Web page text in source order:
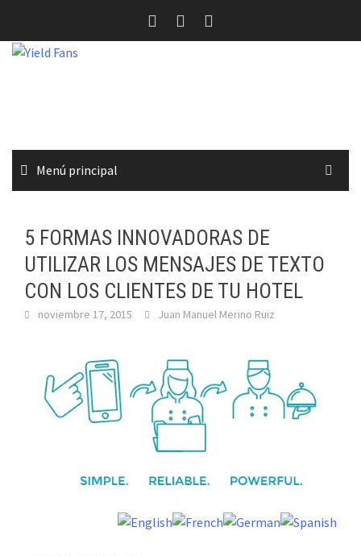
contenido
Menú principal
5 FORMAS INNOVADORAS DE
UTILIZAR LOS MENSAJES DE TEXTO
CON LOS CLIENTES DE TU HOTEL
noviembre 17, 2015 Juan Manuel Merino Ruiz